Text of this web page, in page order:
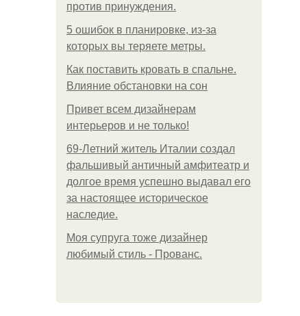
против принуждения.
5 ошибок в планировке, из-за
которых вы теряете метры.
Как поставить кровать в спальне.
Влияние обстановки на сон
Привет всем дизайнерам
интерьеров и не только!
69-Летний житель Италии создал
фальшивый античный амфитеатр и
долгое время успешно выдавал его
за настоящее историческое
наследие.
Моя супруга тоже дизайнер
любимый стиль - Прованс.